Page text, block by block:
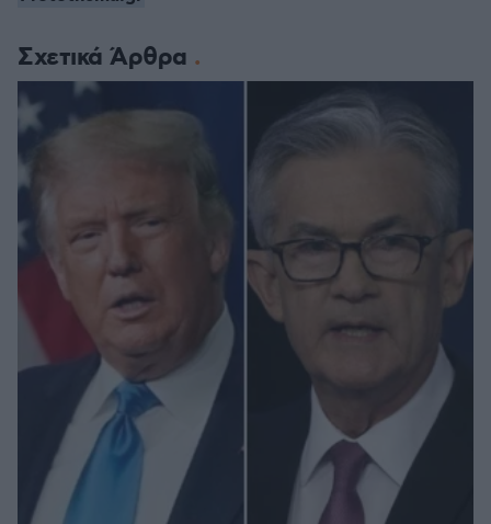
Σχετικά Άρθρα